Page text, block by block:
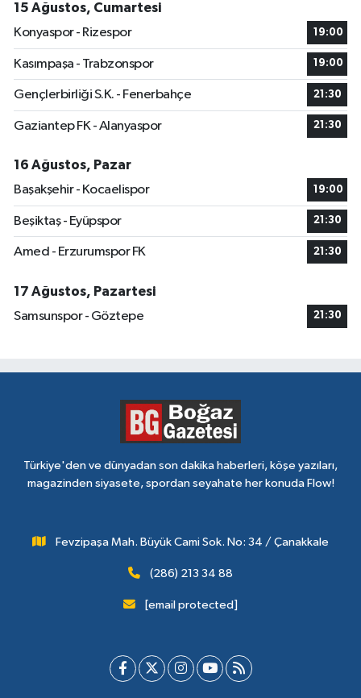
15 Ağustos, Cumartesi
Konyaspor - Rizespor
19:00
Kasımpaşa - Trabzonspor 19:00
Gençlerbirliği S.K. - Fenerbahçe 21:30
Gaziantep FK - Alanyaspor 21:30
16 Ağustos, Pazar
Başakşehir - Kocaelispor
19:00
Beşiktaş - Eyüpspor 21:30
Amed - Erzurumspor FK 21:30
17 Ağustos, Pazartesi
Samsunspor - Göztepe
21:30
Türkiye'den ve dünyadan son dakika haberleri, köşe yazıları,
magazinden siyasete, spordan seyahate her konuda Flow!
Fevzipaşa Mah. Büyük Cami Sok. No: 34 / Çanakkale
(286) 213 34 88
[email protected]